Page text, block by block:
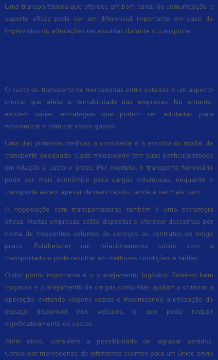
Uma transportadora que oferece um bom canal de comunicação e
suporte eficaz pode ser um diferencial importante em caso de
imprevistos ou alterações necessárias durante o transporte.
O custo do transporte de mercadorias entre estados é um aspecto
crucial que afeta a rentabilidade das empresas. No entanto,
existem várias estratégias que podem ser adotadas para
economizar e otimizar esses gastos.
Uma das primeiras medidas a considerar é a escolha do modal de
transporte adequado. Cada modalidade tem suas particularidades
em relação a custo e prazo. Por exemplo, o transporte ferroviário
pode ser mais econômico para cargas volumosas, enquanto o
transporte aéreo, apesar de mais rápido, tende a ser mais caro.
A negociação com transportadoras também é uma estratégia
eficaz. Muitas empresas estão dispostas a oferecer descontos por
conta de frequentes volumes de serviços ou contratos de longo
prazo. Estabelecer um relacionamento sólido com a
transportadora pode resultar em melhores condições e tarifas.
Outro ponto importante é o planejamento logístico. Roteiros bem
traçados e planejamento de cargas completas ajudam a otimizar a
operação, evitando viagens vazias e maximizando a utilização do
espaço disponível nos veículos, o que pode reduzir
significativamente os custos.
Além disso, considere a possibilidade de agrupar pedidos.
Consolidar mercadorias de diferentes clientes para um único envio